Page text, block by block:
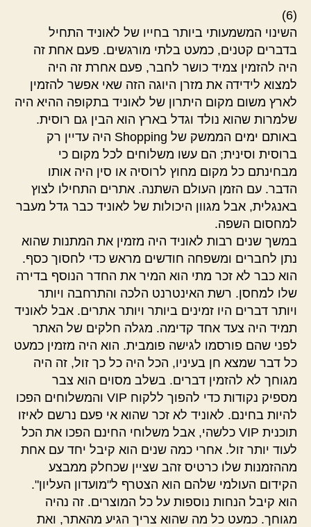
(6)
השינוי המשמעותי ביותר בחייו של לאוניד התחיל
בדברים קטנים, כמעט בלתי מורגשים. פעם אחת זה
היה להזמין צמיד כושר לחבר, פעם אחרת זה היה
למצוא לידידה את מזרן היוגה הזה שאי אפשר להזמין
לארץ משום מקום היתרון של לאוניד בתקופה ההיא היה
שלמרות שהוא נולד וגדל בארץ הוא הבין גם רוסית.
באותם ימים הממשק של Shopping היה עדיין רק
ברוסית וסינית; הם עשו משלוחים לכל מקום כי
מבחינתם כל מקום מחוץ לרוסיה או סין היה אותו
הדבר. עם הזמן העולם השתנה. אתרים התחילו לצוץ
באנגלית, אבל מגוון היכולות של לאוניד כבר גדל מעבר
למחסום השפה.
במשך שנים רבות לאוניד היה מזמין את המתנות שהוא
נתן לחברים ומשפחה חודשים מראש כדי לחסוך כסף.
הוא כבר לא זכר מתי הוא המיר את החדר הנוסף בדירה
שלו למחסן. רשת האינטרנט הלכה והתרחבה ויותר
ויותר דברים היו זמינים ביותר ויותר אתרים. אבל לאוניד
תמיד היה צעד אחד קדימה. מגלה חלקים של האתר
לפני שהם פורסמו לגישה פומבית. הוא היה מזמין כמעט
כל דבר שמצא חן בעיניו, הכל היה כל כך זול, זה היה
מגוחך לא להזמין דברים. בשלב מסוים הוא צבר
מספיק נקודות כדי להפוך ללקוח VIP והמשלוחים הפכו
להיות בחינם. לאוניד לא זכר שהוא אי פעם נרשם לאיזו
תוכנית VIP כלשהי, אבל משלוחי החינם הפכו את הכל
לעוד יותר זול. אחרי כמה שנים הוא קיבל יחד עם אחת
מההזמנות שלו כרטיס זהב שציין שכחלק ממבצע
הקידום העולמי שלהם הוא הצטרף ל"מועדון העליון".
הוא קיבל הנחות נוספות על כל המוצרים. זה נהיה
מגוחך. כמעט כל מה שהוא צריך הגיע מהאתר, ואת